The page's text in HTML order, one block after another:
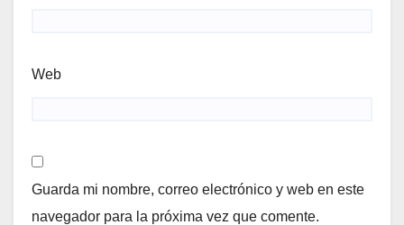
Web
Guarda mi nombre, correo electrónico y web en este
navegador para la próxima vez que comente.